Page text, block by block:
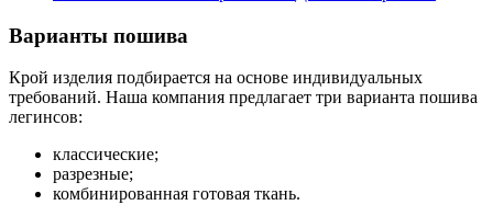
Варианты пошива
Крой изделия подбирается на основе индивидуальных
требований. Наша компания предлагает три варианта пошива
легинсов:
классические;
разрезные;
комбинированная готовая ткань.